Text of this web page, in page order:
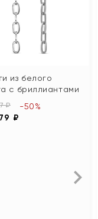
из белого
с бриллиантами
₽
₽
-50%